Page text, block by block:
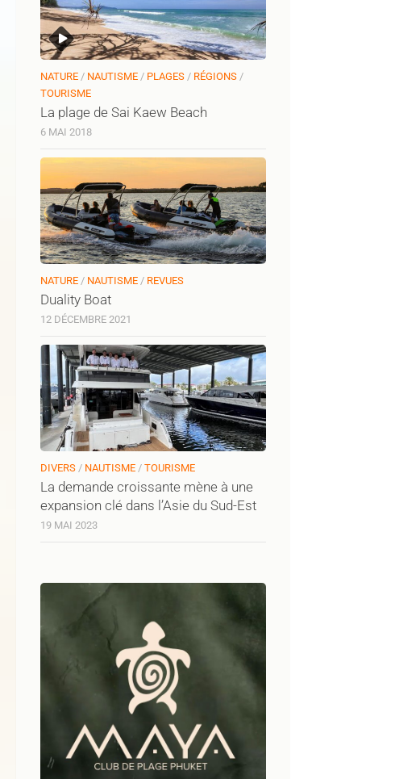
NATURE / NAUTISME / PLAGES / RÉGIONS /
TOURISME
La plage de Sai Kaew Beach
6 MAI 2018
NATURE / NAUTISME / REVUES
Duality Boat
12 DÉCEMBRE 2021
DIVERS / NAUTISME / TOURISME
La demande croissante mène à une
expansion clé dans l’Asie du Sud-Est
19 MAI 2023